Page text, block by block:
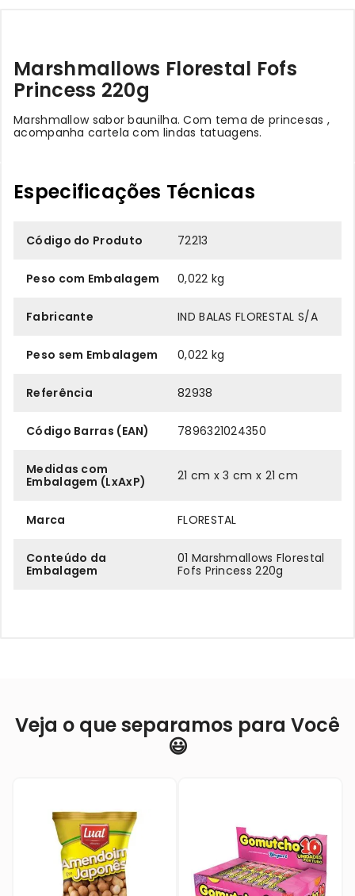
Marshmallows Florestal Fofs
Princess 220g
Marshmallow sabor baunilha. Com tema de princesas ,
acompanha cartela com lindas tatuagens.
Especificações Técnicas
Código do Produto 72213
Peso com Embalagem 0,022 kg
Fabricante IND BALAS FLORESTAL S/A
Peso sem Embalagem 0,022 kg
Referência 82938
Código Barras (EAN) 7896321024350
Medidas com
Embalagem (LxAxP)
21 cm x 3 cm x 21 cm
Marca FLORESTAL
Conteúdo da
Embalagem
01 Marshmallows Florestal
Fofs Princess 220g
Veja o que separamos para Você
😃